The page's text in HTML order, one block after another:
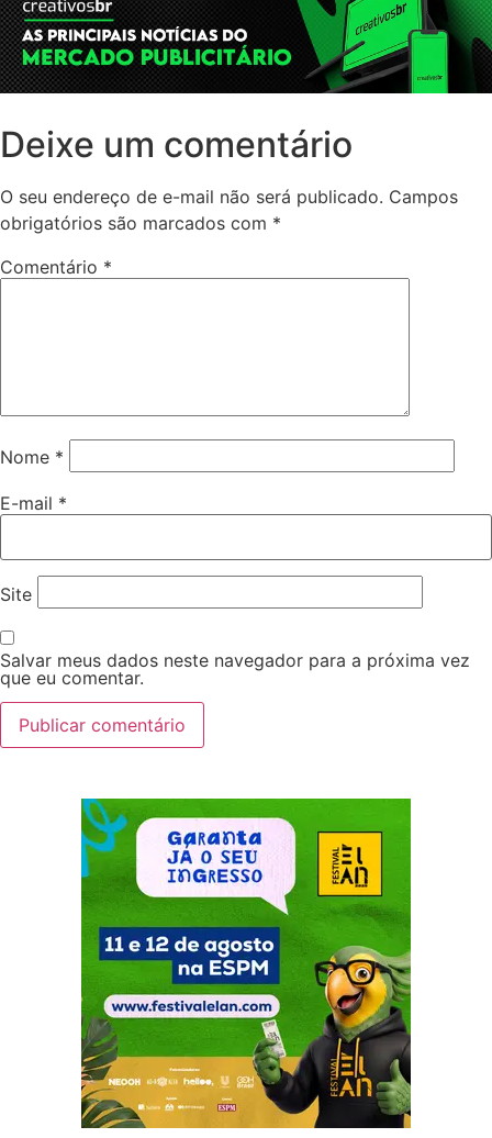
Deixe um comentário
O seu endereço de e-mail não será publicado. Campos
obrigatórios são marcados com *
Comentário *
Nome *
E-mail *
Site
Salvar meus dados neste navegador para a próxima vez
que eu comentar.